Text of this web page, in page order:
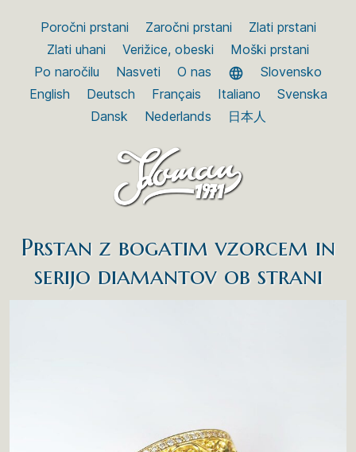
Poročni prstani Zaročni prstani
Zlati prstani
Zlati uhani
Verižice, obeski
Moški prstani
Po naročilu
Nasveti O nas
Slovensko
English
Deutsch Français Italiano
Svenska
Dansk
Nederlands 日本人
Prstan z bogatim vzorcem in
serijo diamantov ob strani